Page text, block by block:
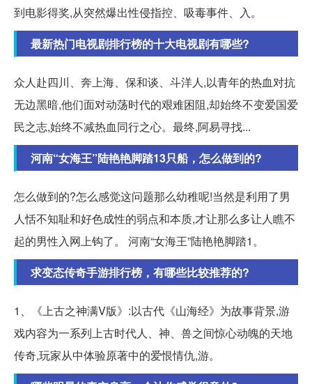
到电影得奖,从突然爆出性侵指控、吸毒事件、入。
最新热门电视剧排行榜的十大电视剧有哪些?
众人赴四川、奔上海、保和谈、斗洋人,以青年的热血对抗
无边黑暗,他们面对动荡时代的艰难困阻,却始终不变爱国爱
民之志,始终不减热血同行之心。最终,阿易寻找...
河南“女海王”陆艳艳脚踏13只船，怎么做到的?
怎么做到的?怎么感觉这问题那么幼稚呢!当然是利用了男
人恬不知耻和好色成性的弱点和本质,才让那么多让人瞧不
起的男性入网上钩了。 河南“女海王”陆艳艳脚踏1。
求变态传奇手游排行榜，有哪些比较推荐的?
1、《上古之神满V版》:以古代《山海经》为故事背景,游
戏内容为一系列上古时代人、神、兽之间惊心动魄的天地
传奇,玩家从中体验原著中的爱恨情仇,游。